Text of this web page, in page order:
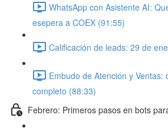
WhatsApp con Asistente AI:
esepera a COEX (91:55)
Calificación de leads: 29 de
Embudo de Atención y Ventas:
completo (88:33)
Febrero: Primeros pasos en bots